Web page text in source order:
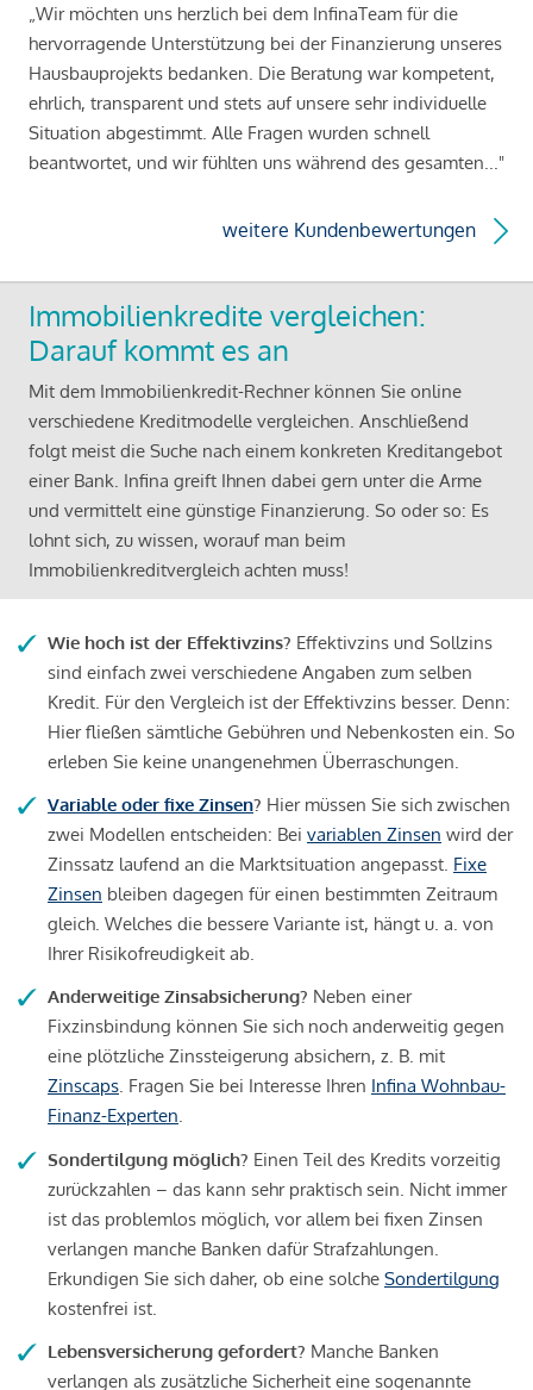
„Wir möchten uns herzlich bei dem InfinaTeam für die
hervorragende Unterstützung bei der Finanzierung unseres
Hausbauprojekts bedanken. Die Beratung war kompetent,
ehrlich, transparent und stets auf unsere sehr individuelle
Situation abgestimmt. Alle Fragen wurden schnell
beantwortet, und wir fühlten uns während des gesamten..."
weitere Kundenbewertungen
Immobilienkredite vergleichen:
Darauf kommt es an
Mit dem Immobilienkredit-Rechner können Sie online
verschiedene Kreditmodelle vergleichen. Anschließend
folgt meist die Suche nach einem konkreten Kreditangebot
einer Bank. Infina greift Ihnen dabei gern unter die Arme
und vermittelt eine günstige Finanzierung. So oder so: Es
lohnt sich, zu wissen, worauf man beim
Immobilienkreditvergleich achten muss!
Wie hoch ist der Effektivzins? Effektivzins und Sollzins
sind einfach zwei verschiedene Angaben zum selben
Kredit. Für den Vergleich ist der Effektivzins besser. Denn:
Hier fließen sämtliche Gebühren und Nebenkosten ein. So
erleben Sie keine unangenehmen Überraschungen.
Variable oder fixe Zinsen? Hier müssen Sie sich zwischen
zwei Modellen entscheiden: Bei variablen Zinsen wird der
Zinssatz laufend an die Marktsituation angepasst. Fixe
Zinsen bleiben dagegen für einen bestimmten Zeitraum
gleich. Welches die bessere Variante ist, hängt u. a. von
Ihrer Risikofreudigkeit ab.
Anderweitige Zinsabsicherung? Neben einer
Fixzinsbindung können Sie sich noch anderweitig gegen
eine plötzliche Zinssteigerung absichern, z. B. mit
Zinscaps. Fragen Sie bei Interesse Ihren Infina Wohnbau-
Finanz-Experten.
Sondertilgung möglich? Einen Teil des Kredits vorzeitig
zurückzahlen – das kann sehr praktisch sein. Nicht immer
ist das problemlos möglich, vor allem bei fixen Zinsen
verlangen manche Banken dafür Strafzahlungen.
Erkundigen Sie sich daher, ob eine solche Sondertilgung
kostenfrei ist.
Lebensversicherung gefordert? Manche Banken
verlangen als zusätzliche Sicherheit eine sogenannte